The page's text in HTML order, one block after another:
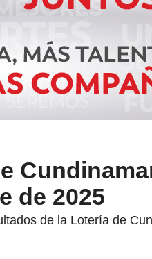
de 2025
de la Lotería de